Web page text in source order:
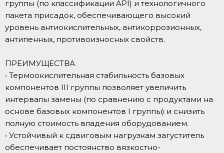
группы (по классификации API) и технологичного
пакета присадок, обеспечивающего высокий
уровень антиокислительных, антикоррозионных,
антипенных, противоизносных свойств.
ПРЕИМУЩЕСТВА
• Термоокислительная стабильность базовых
компонентов III группы позволяет увеличить
интервалы замены (по сравнению с продуктами на
основе базовых компонентов I группы) и снизить
полную стоимость владения оборудованием.
• Устойчивый к сдвиговым нагрузкам загуститель
обеспечивает постоянство вязкостно-